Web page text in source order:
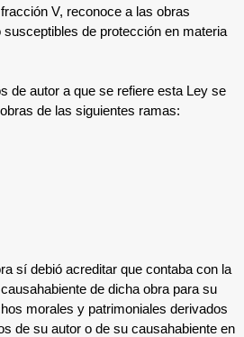
V, reconoce a las obras
de protección en materia
de autor a que se refiere esta Ley se
de las siguientes ramas:
sí debió acreditar que contaba con la
de dicha obra para su
morales y patrimoniales derivados
de su autor o de su causahabiente en